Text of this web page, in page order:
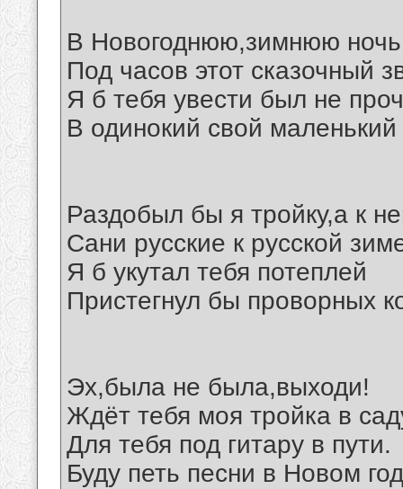
В Новогоднюю,зимнюю
Под часов этот сказочный
Я б тебя увести был не
В одинокий свой
Раздобыл бы я тройку,а к
Сани русские к русской
Я б укутал тебя потеплей
Пристегнул бы проворных
Эх,была не была,выходи!
Ждёт тебя моя тройка в
Для тебя под гитару в пути.
Буду петь песни в Новом